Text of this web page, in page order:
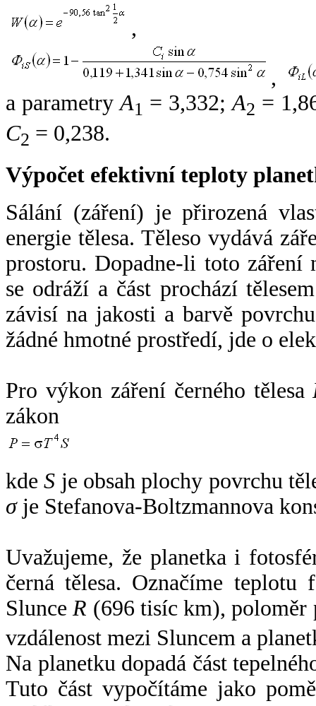
,
,
a parametryA1 = 3,332;A2 =
C2 = 0,238.
Výpočet efektivní teploty
Sálání (záření) je přirozená
energie tělesa. Těleso vydává
prostoru. Dopadne-li toto záření
se odráží a část prochází
závisí na jakosti a barvě
žádné hmotné prostředí, jde o
Pro výkon záření černého tělesa
zákon
kdeS je obsah plochy povrchu
σje Stefanova-Boltzmannova
Uvažujeme, že planetka i
černá tělesa. Označíme
SlunceR (696 tisíc km),
vzdálenost mezi Sluncem a
Na planetku dopadá část
Tuto část vypočítáme jako